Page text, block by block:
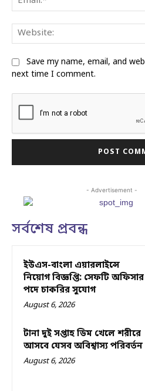
Save my name, email, and
next time I comment.
- Advertisement -
সর্বশেষ প্রবন্ধ
ইউএস-বাংলা এয়ারলাইন্সে
নিয়োগ বিজ্ঞপ্তি: সেফটি অফিসার
পদে চাকরির সুযোগ
August 6, 2026
টানা দুই সপ্তাহ ডিম খেলে শরীরে
আসবে যেসব অবিশ্বাস্য পরিবর্তন
August 6, 2026